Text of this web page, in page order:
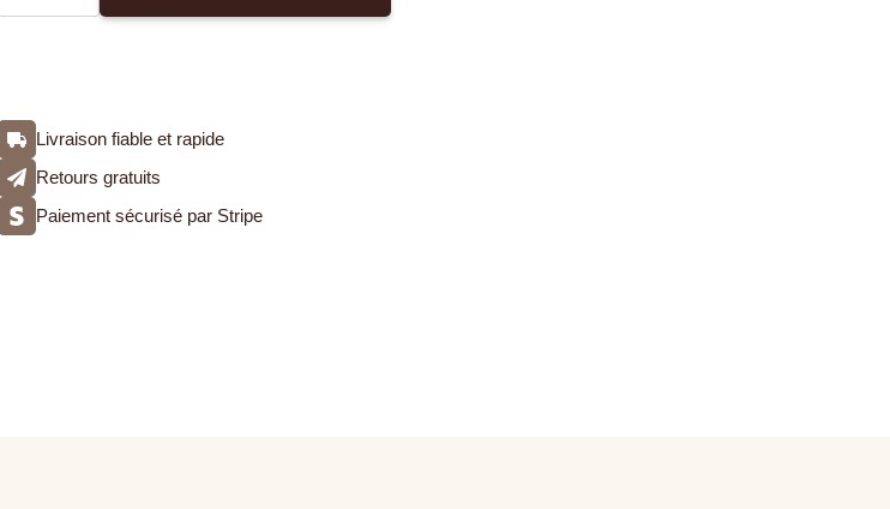
Livraison fiable et rapide
Retours gratuits
Paiement sécurisé par Stripe